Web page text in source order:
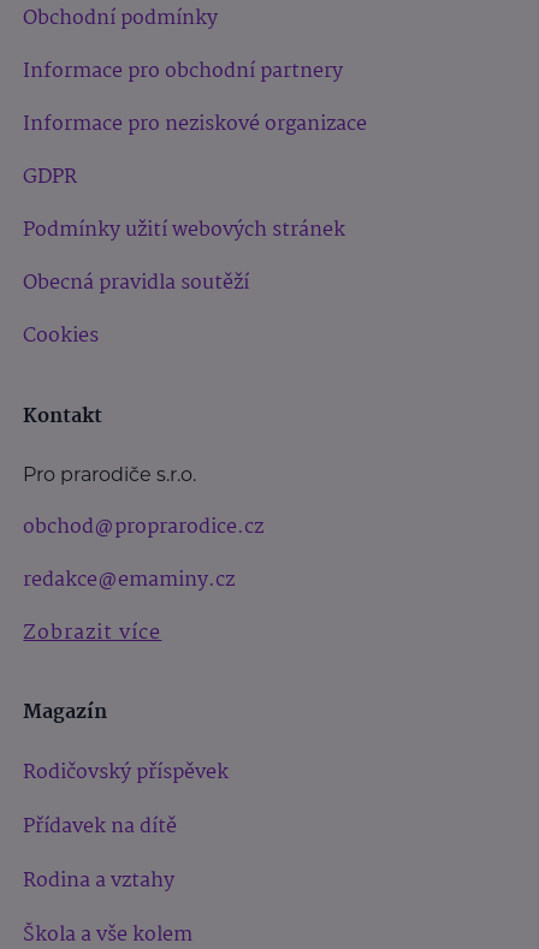
Obchodní podmínky
Informace pro obchodní partnery
Informace pro neziskové organizace
GDPR
Podmínky užití webových stránek
Obecná pravidla soutěží
Cookies
Kontakt
Pro prarodiče s.r.o.
obchod@proprarodice.cz
redakce@emaminy.cz
Zobrazit více
Magazín
Rodičovský příspěvek
Přídavek na dítě
Rodina a vztahy
Škola a vše kolem